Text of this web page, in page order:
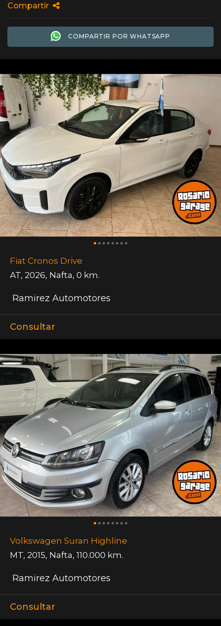
Compartir
COMPARTIR POR WHATSAPP
Fiat Cronos Drive
AT, 2026, Nafta, 0 km.
Ramirez Automotores
Consultar
Volkswagen Suran Highline
MT, 2015, Nafta, 110.000 km.
Ramirez Automotores
Consultar